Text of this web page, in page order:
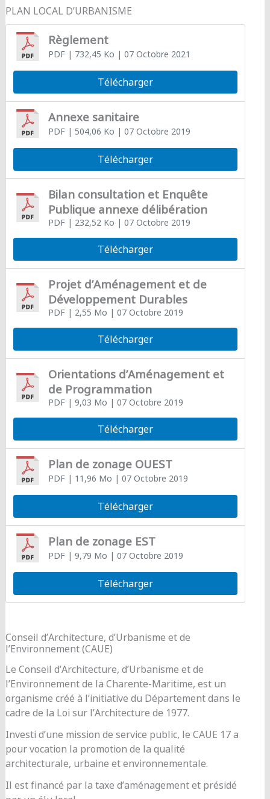
PLAN LOCAL D’URBANISME
Règlement
PDF| 732,45 Ko | 07 Octobre 2021
Télécharger
Annexe sanitaire
PDF| 504,06 Ko | 07 Octobre 2019
Télécharger
Bilan consultation et Enquête
Publique annexe délibération
PDF| 232,52 Ko | 07 Octobre 2019
Télécharger
Projet d’Aménagement et de
Développement Durables
PDF| 2,55 Mo | 07 Octobre 2019
Télécharger
Orientations d’Aménagement et
de Programmation
PDF| 9,03 Mo | 07 Octobre 2019
Télécharger
Plan de zonage OUEST
PDF| 11,96 Mo | 07 Octobre 2019
Télécharger
Plan de zonage EST
PDF| 9,79 Mo | 07 Octobre 2019
Télécharger
Conseil d’Architecture, d’Urbanisme et de
l’Environnement (CAUE)
Le Conseil d’Architecture, d’Urbanisme et de
l’Environnement de la Charente-Maritime, est un
organisme créé à l’initiative du Département dans le
cadre de la Loi sur l’Architecture de 1977.
Investi d’une mission de service public, le CAUE 17 a
pour vocation la promotion de la qualité
architecturale, urbaine et environnementale.
Il est financé par la taxe d’aménagement et présidé